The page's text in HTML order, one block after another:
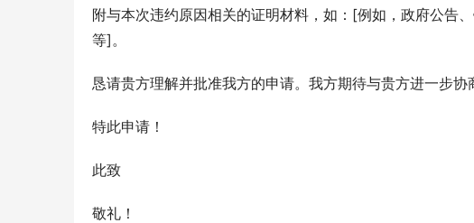
附与本次违约原因相关的证明材料，如：[例如，政府公告
等]。
恳请贵方理解并批准我方的申请。我方期待与贵方进一步协
特此申请！
此致
敬礼！